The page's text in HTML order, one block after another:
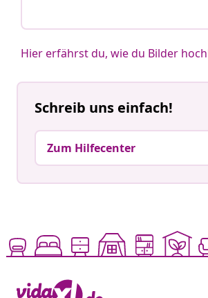
Hier erfährst du, wie du Bilder
Schreib uns einfach!
Zum Hilfecenter